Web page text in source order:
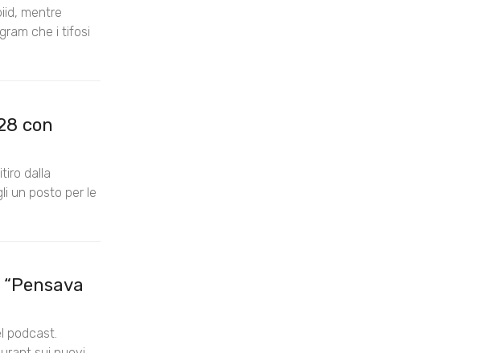
mentre
che i tifosi
con
dalla
un posto per le
podcast.